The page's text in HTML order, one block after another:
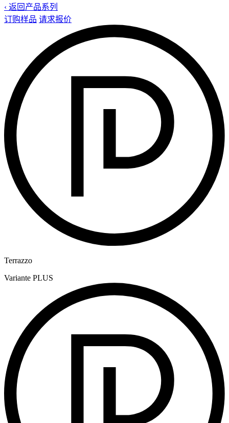
‹ 返回产品系列
订购样品 请求报价
Terrazzo
Variante PLUS